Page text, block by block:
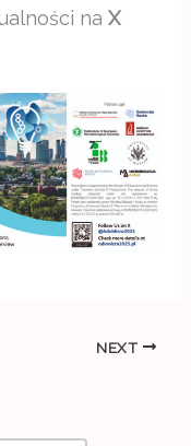
naX
NEXT